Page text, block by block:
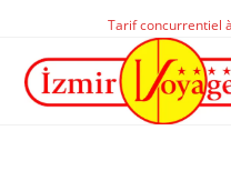
Tarif concurrentiel